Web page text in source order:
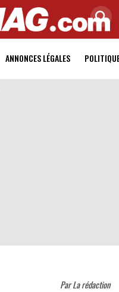
ANNONCES LÉGALES
ParLa rédaction